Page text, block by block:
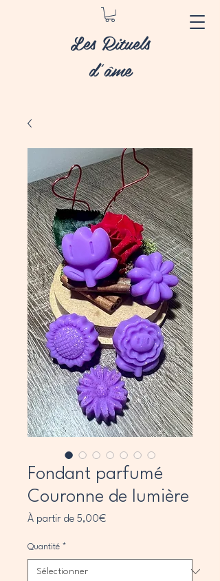
Les Rituels
d'âme
Fondant parfumé
Couronne de lumière
À partir de 5,00€Prix
Quantité *